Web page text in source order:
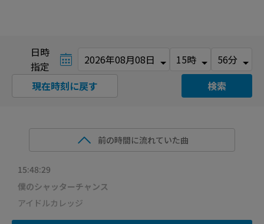
日時
指定
検索
現在時刻に戻す
前の時間に流れていた曲
15:48:29
僕のシャッターチャンス
アイドルカレッジ